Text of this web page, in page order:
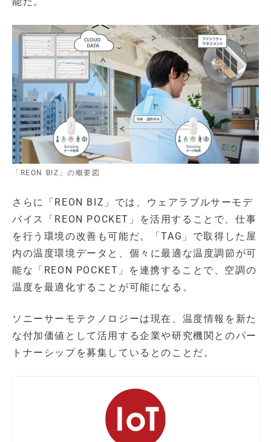
「REON BIZ」の概要図
さらに「REON BIZ」では、ウェアラブルサーモデ
バイス「REON POCKET」を活用することで、仕事
を行う環境の改善も可能だ。「TAG」で取得した屋
内の温度環境データと、個々に最適な温度調節が可
能な「REON POCKET」を連携することで、空調の
温度を最適化することが可能になる。
ソニーサーモテクノロジーは現在、温度情報を新た
な付加価値として活用する企業や研究機関とのパー
トナーシップを募集しているとのことだ。